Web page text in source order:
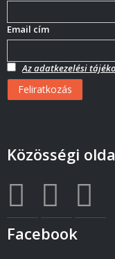
Email cím
Az adatkezelési
Közösségi
Facebook